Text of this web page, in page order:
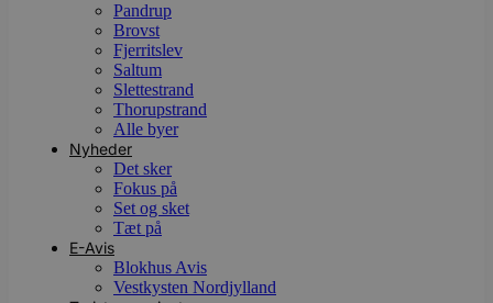
Pandrup
Brovst
Fjerritslev
Saltum
Slettestrand
Thorupstrand
Alle byer
Nyheder
Det sker
Fokus på
Set og sket
Tæt på
E-Avis
Blokhus Avis
Vestkysten Nordjylland